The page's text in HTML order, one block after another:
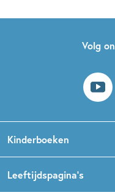
Volg
Kinderboeken
Leeftijdspagina’s